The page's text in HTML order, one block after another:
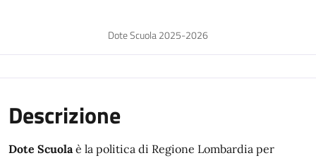
Dote Scuola 2025-2026
Descrizione
Dote Scuolaè la politica di Regione Lombardia per